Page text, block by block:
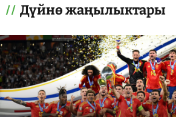
Дүйнө жаңылыктары